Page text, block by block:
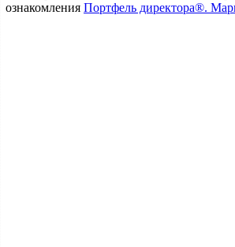
ознакомления Портфель директора®.